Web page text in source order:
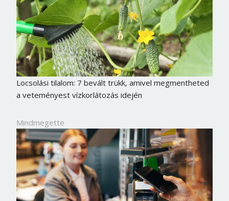
Locsolási tilalom: 7 bevált trükk, amivel megmentheted
a veteményest vízkorlátozás idején
Mindmegette